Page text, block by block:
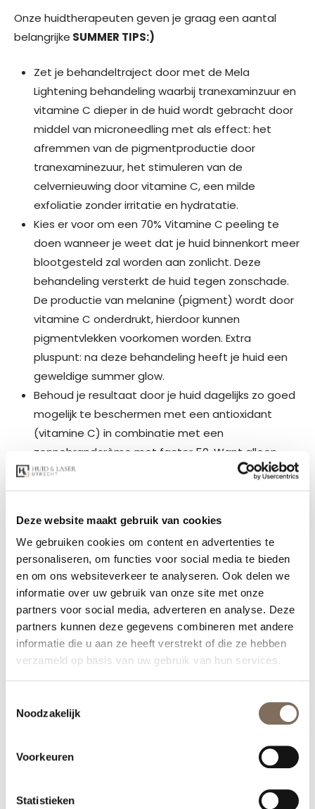
Deze website maakt gebruik van cookies
We gebruiken cookies om content en advertenties te
personaliseren, om functies voor social media te bieden
en om ons websiteverkeer te analyseren. Ook delen we
informatie over uw gebruik van onze site met onze
partners voor social media, adverteren en analyse. Deze
partners kunnen deze gegevens combineren met andere
informatie die u aan ze heeft verstrekt of die ze hebben
verzameld op basis van uw gebruik van hun services.
Noodzakelijk
Voorkeuren
Statistieken
Onze huidtherapeuten geven je graag een aantal
belangrijke SUMMER TIPS:)
Zet je behandeltraject door met de Mela
Lightening behandeling waarbij tranexaminzuur en
vitamine C dieper in de huid wordt gebracht door
middel van microneedling met als effect: het
afremmen van de pigmentproductie door
tranexaminezuur, het stimuleren van de
celvernieuwing door vitamine C, een milde
exfoliatie zonder irritatie en hydratatie.
Kies er voor om een 70% Vitamine C peeling te
doen wanneer je weet dat je huid binnenkort meer
blootgesteld zal worden aan zonlicht. Deze
behandeling versterkt de huid tegen zonschade.
De productie van melanine (pigment) wordt door
vitamine C onderdrukt, hierdoor kunnen
pigmentvlekken voorkomen worden. Extra
pluspunt: na deze behandeling heeft je huid een
geweldige summer glow.
Behoud je resultaat door je huid dagelijks zo goed
mogelijk te beschermen met een antioxidant
(vitamine C) in combinatie met een
zonnebrandcrème met factor 50. Want alleen
door dit
ben je beschermd tegen
Uv-straling, infraroodstraling, luchtvervuiling en
Switch in de zomer van de Foamer 15 naar de
Foamer 5 van Dermaceutic.
De hoge concentratie glycolzuur maakt je huid
gevoeliger en dat is nu precies wat we niet willen
in de zomer.
Vervang je zonnebrandcrème met factor 30 voor
factor 50!
Producten voor de avond:
de Dermaceutic Light Ceutic en Dermaceutic